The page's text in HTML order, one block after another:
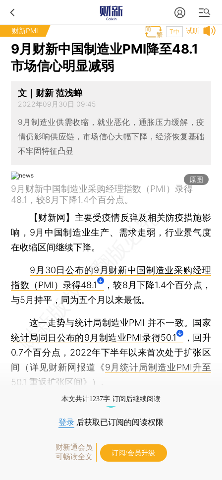
财新PMI 试听
T中
9月财新中国制造业PMI降至48.1
市场信心明显减弱
文｜财新 范浅蝉
2022年09月30日 09:45
9月制造业供需收缩，就业恶化，通胀压力缓解，疫
情仍影响供应链，市场信心大幅下降，经济恢复基础
不牢固特征凸显
原图
9月财新中国制造业采购经理指数（PMI）录得
48.1，较8月下降1.4个百分点。
【财新网】 主要受疫情反弹及相关防疫措施影
响，9月中国制造业生产、需求走弱，行业景气度
在收缩区间继续下降。
9月30日公布的9月财新中国制造业采购经理
指数（PMI）录得48.1
，较8月下降1.4个百分点，
与5月持平，同为五个月以来最低。
这一走势与统计局制造业PMI 并不一致。 国家
统计局同日公布的9月制造业PMI录得50.1
，回升
0.7个百分点，2022年下半年以来首次处于扩张区
间（详见财新网报道《9月统计局制造业PMI升至
50.1 重返扩张区间》）。
本文共计1237字 订阅后继续阅读
登录 后获取已订阅的阅读权限
财新通会员
可畅读全文
订阅/会员升级